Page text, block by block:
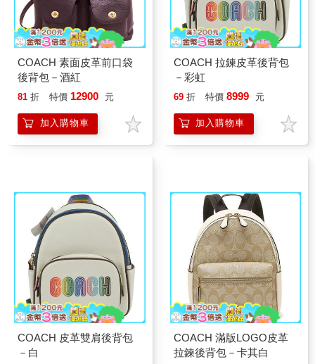
COACH 素面皮革前口袋
後背包－酒紅
81 折 特價 12900 元
加入購物車
COACH 拉鍊皮革後背包
－彩虹
69 折 特價 8999 元
加入購物車
COACH 皮革雙肩後背包
－白
COACH 滿版LOGO皮革
拉鍊後背包－卡其白